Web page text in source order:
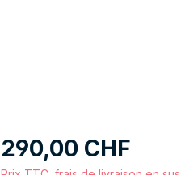
Prix régulier :
290,00 CHF